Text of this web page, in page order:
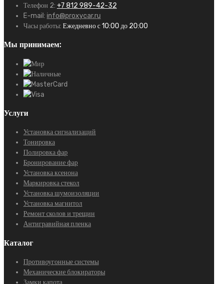
Телефон 2: +7 812 989-42-32
E-mail: info@proxycar.ru
Часы работы: Ежедневно с 10:00 до 20:00
Мы принимаем:
Услуги
Установка сигнализаций
Тонировка
Полировка фар
Бронирование фар
Установка ксенона
Маркировка стекол
Установка шумоизоляции
Установка магнитол
Ремонт сколов и трещин
Антигравийная пленка
Каталог
Противоугонные системы
Механические блокираторы
Замки капота